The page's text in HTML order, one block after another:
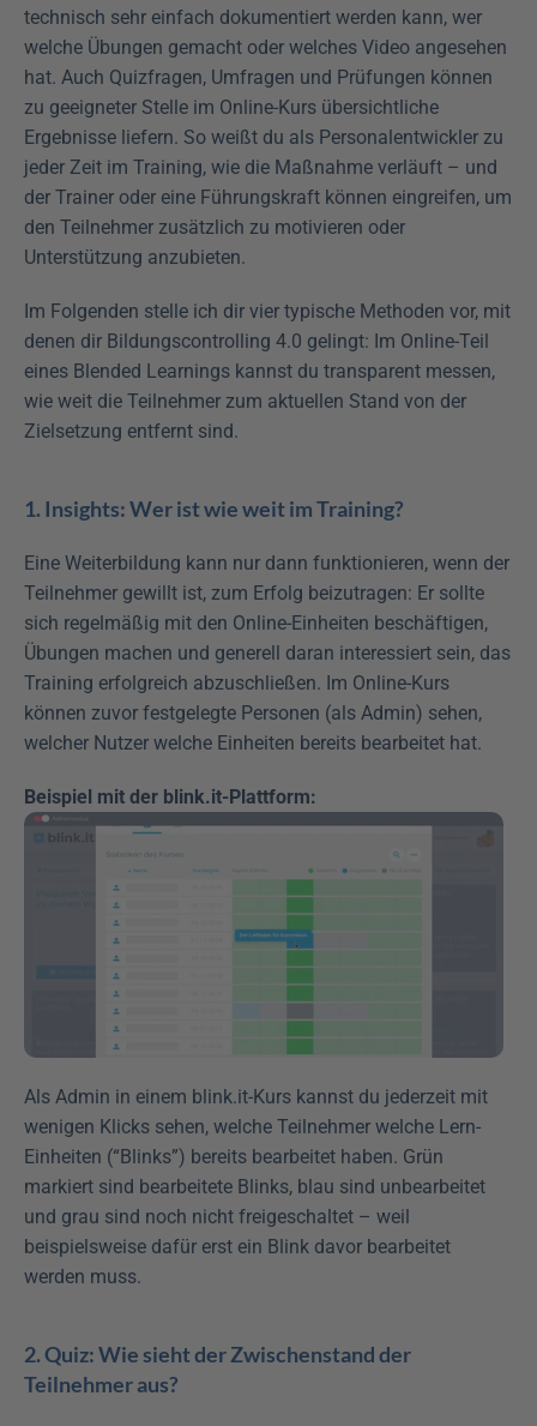
technisch sehr einfach dokumentiert werden kann, wer
welche Übungen gemacht oder welches Video angesehen
hat. Auch Quizfragen, Umfragen und Prüfungen können
zu geeigneter Stelle im Online-Kurs übersichtliche
Ergebnisse liefern. So weißt du als Personalentwickler zu
jeder Zeit im Training, wie die Maßnahme verläuft – und
der Trainer oder eine Führungskraft können eingreifen, um
den Teilnehmer zusätzlich zu motivieren oder
Unterstützung anzubieten.
Im Folgenden stelle ich dir vier typische Methoden vor, mit
denen dir Bildungscontrolling 4.0 gelingt: Im Online-Teil
eines Blended Learnings kannst du transparent messen,
wie weit die Teilnehmer zum aktuellen Stand von der
Zielsetzung entfernt sind.
1. Insights: Wer ist wie weit im Training?
Eine Weiterbildung kann nur dann funktionieren, wenn der
Teilnehmer gewillt ist, zum Erfolg beizutragen: Er sollte
sich regelmäßig mit den Online-Einheiten beschäftigen,
Übungen machen und generell daran interessiert sein, das
Training erfolgreich abzuschließen. Im Online-Kurs
können zuvor festgelegte Personen (als Admin) sehen,
welcher Nutzer welche Einheiten bereits bearbeitet hat.
Beispiel mit der blink.it-Plattform:
Als Admin in einem blink.it-Kurs kannst du jederzeit mit
wenigen Klicks sehen, welche Teilnehmer welche Lern-
Einheiten (“Blinks”) bereits bearbeitet haben. Grün
markiert sind bearbeitete Blinks, blau sind unbearbeitet
und grau sind noch nicht freigeschaltet – weil
beispielsweise dafür erst ein Blink davor bearbeitet
werden muss.
2. Quiz: Wie sieht der Zwischenstand der
Teilnehmer aus?